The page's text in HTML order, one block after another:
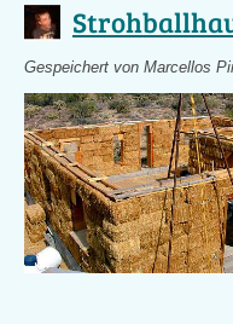
Uhr,
RAUM
schön
kalk
|
nicht
Gespeichert von Marcellos